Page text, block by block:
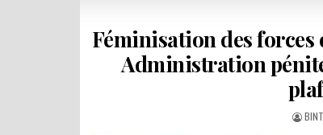
Féminisation des forces
Administration